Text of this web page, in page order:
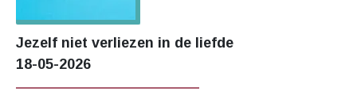
Jezelf niet verliezen in de liefde
18-05-2026